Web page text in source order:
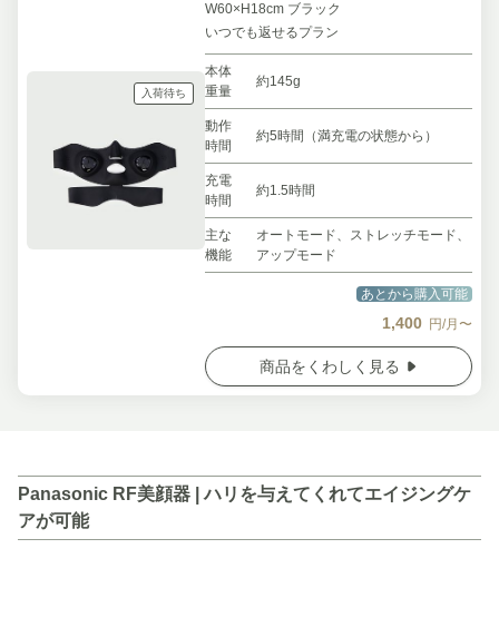
入荷待ち
W60×H18cm ブラック
いつでも返せるプラン
本体
重量
約145g
動作
時間
約5時間（満充電の状態から）
充電
時間
約1.5時間
主な
機能
オートモード、ストレッチモード、
アップモード
あとから購入可能
1,400 円/月〜
商品をくわしく見る
Panasonic RF美顔器 | ハリを与えてくれてエイジングケ
アが可能